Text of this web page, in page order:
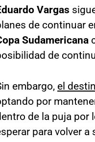
Vargas
de continuar
Sudamericana
de
embargo, el
por
de la puja por
para volver a